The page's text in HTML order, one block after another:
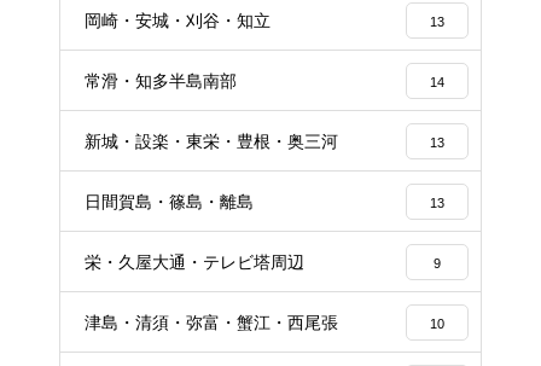
岡崎・安城・刈谷・知立 13
常滑・知多半島南部 14
新城・設楽・東栄・豊根・奥三河 13
日間賀島・篠島・離島 13
栄・久屋大通・テレビ塔周辺 9
津島・清須・弥富・蟹江・西尾張 10